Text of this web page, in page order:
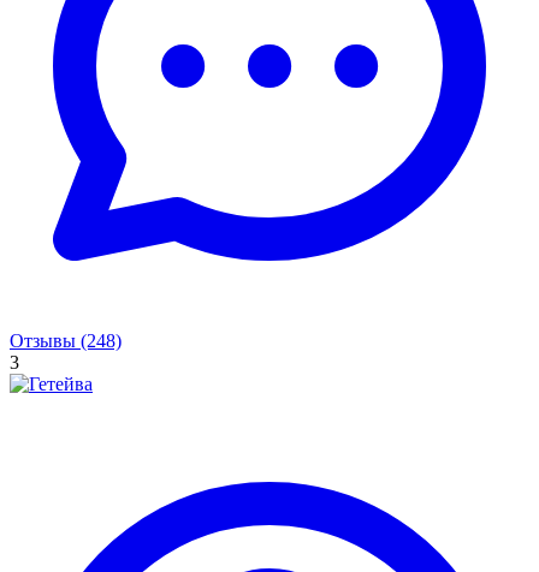
Отзывы (248)
3